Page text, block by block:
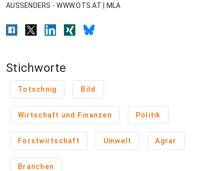
AUSSENDERS - WWW.OTS.AT | MLA
Stichworte
Totschnig Bild
Wirtschaft und Finanzen Politik
Forstwirtschaft Umwelt Agrar
Branchen